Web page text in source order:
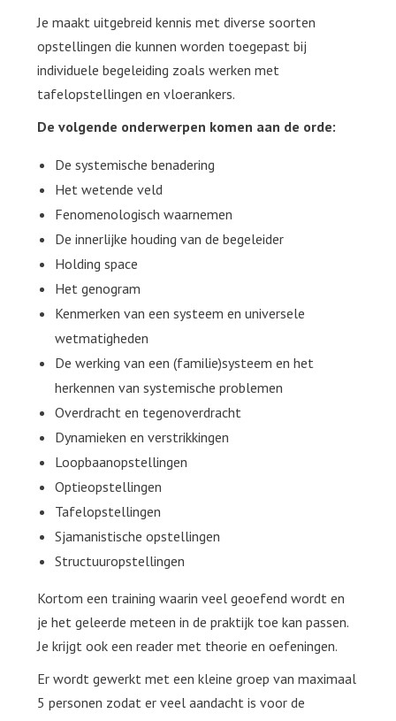
Je maakt uitgebreid kennis met diverse soorten
opstellingen die kunnen worden toegepast bij
individuele begeleiding zoals werken met
tafelopstellingen en vloerankers.
De volgende onderwerpen komen aan de orde:
De systemische benadering
Het wetende veld
Fenomenologisch waarnemen
De innerlijke houding van de begeleider
Holding space
Het genogram
Kenmerken van een systeem en universele
wetmatigheden
De werking van een (familie)systeem en het
herkennen van systemische problemen
Overdracht en tegenoverdracht
Dynamieken en verstrikkingen
Loopbaanopstellingen
Optieopstellingen
Tafelopstellingen
Sjamanistische opstellingen
Structuuropstellingen
Kortom een training waarin veel geoefend wordt en
je het geleerde meteen in de praktijk toe kan passen.
Je krijgt ook een reader met theorie en oefeningen.
Er wordt gewerkt met een kleine groep van maximaal
5 personen zodat er veel aandacht is voor de